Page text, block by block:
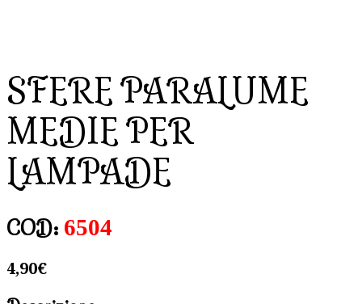
SFERE PARALUME
MEDIE PER
LAMPADE
COD: 6504
4,90€